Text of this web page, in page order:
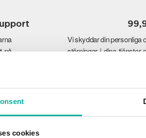
cookies
på
Vi skyddar din personliga
störningar i dina tjänster
tekniska plattform är
skalbarhet och stabilitet